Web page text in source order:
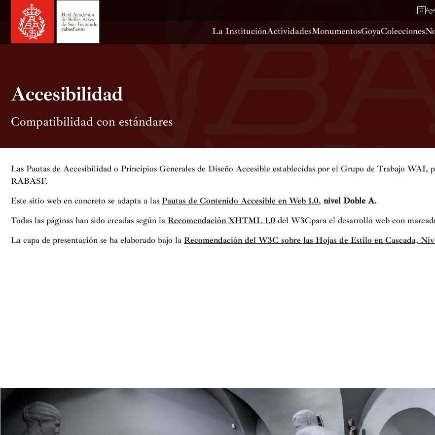
contenido
La InstituciónActividadesMonumentosGoyaColecciones
Accesibilidad
Compatibilidad con estándares
Las Pautas de Accesibilidad o Principios Generales de Diseño Accesible establecidas por el Grupo de Trabajo WAI,
RABASF.
Este sitio web en concreto se adapta a las Pautas de Contenido Accesible en Web 1.0, nivel Doble A.
Todas las páginas han sido creadas según la Recomendación XHTML 1.0 del W3Cpara el desarrollo web con
La capa de presentación se ha elaborado bajo la Recomendación del W3C sobre las Hojas de Estilo en Cascada,